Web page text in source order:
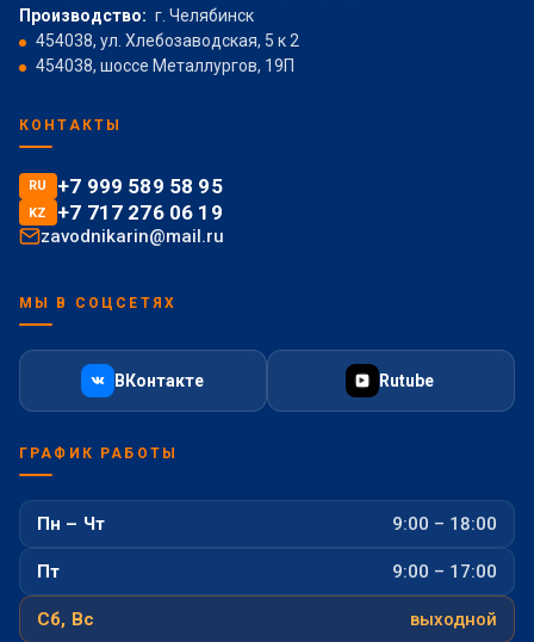
Производство: г. Челябинск
454038, ул. Хлебозаводская, 5 к 2
454038, шоссе Металлургов, 19П
КОНТАКТЫ
RU +7 999 589 58 95
KZ +7 717 276 06 19
zavodnikarin@mail.ru
МЫ В СОЦСЕТЯХ
ВКонтакте Rutube
ГРАФИК РАБОТЫ
Пн – Чт 9:00 – 18:00
Пт 9:00 – 17:00
Сб, Вс выходной